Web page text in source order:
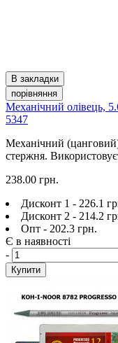
В закладки
порівняння
Механічний олівець,
5347
Механічний (цанговий)
стержня.
238.00 грн.
Дисконт 1 - 226.1
Дисконт 2 - 214.2
Опт - 202.3 грн.
Є в наявності
-
Купити